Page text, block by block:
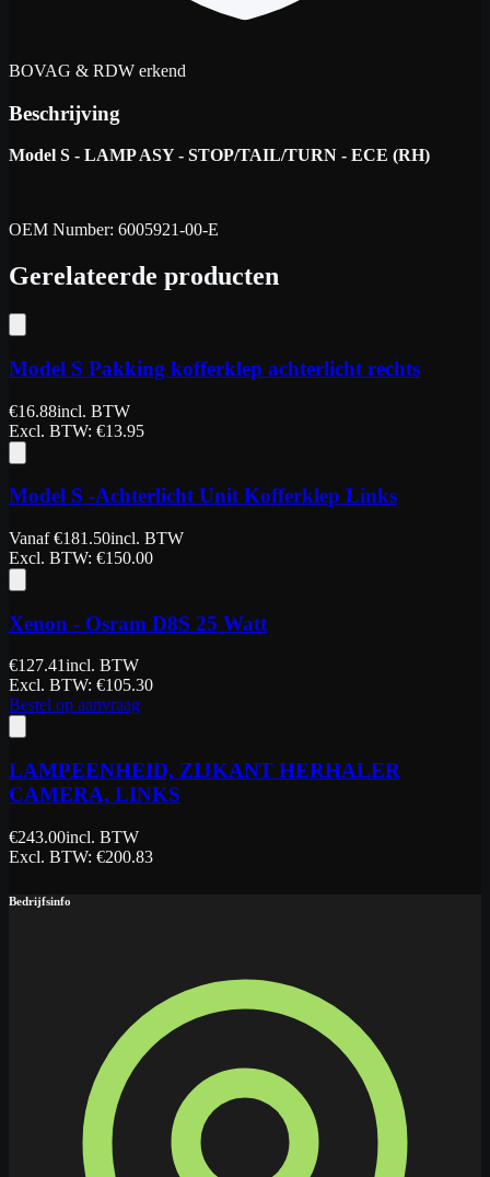
BOVAG & RDW erkend
Beschrijving
Model S - LAMP ASY - STOP/TAIL/TURN - ECE (RH)
OEM Number: 6005921-00-E
Gerelateerde producten
Model S Pakking kofferklep achterlicht rechts
€16.88incl. BTW
Excl. BTW: €13.95
Model S -Achterlicht Unit Kofferklep Links
Vanaf€181.50incl. BTW
Excl. BTW: €150.00
Xenon - Osram D8S 25 Watt
€127.41incl. BTW
Excl. BTW: €105.30
Bestel op aanvraag
LAMPEENHEID, ZIJKANT HERHALER
CAMERA, LINKS
€243.00incl. BTW
Excl. BTW: €200.83
Bedrijfsinfo